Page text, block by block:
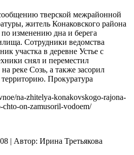
тверской межрайонной
житель Конаковского района
изменению дна и берега
Сотрудники ведомства
участка в деревне Устье с
снял и переместил
реке Созь, а также засорил
Прокуратура
na-zhitelya-konakovskogo-rajona-
on-zamusoril-vodoem/
| Автор: Ирина Третьякова